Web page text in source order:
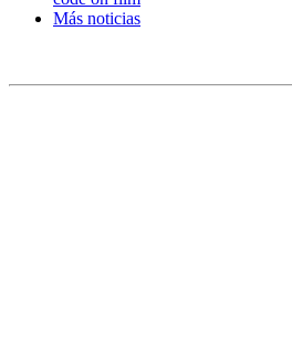
Más noticias